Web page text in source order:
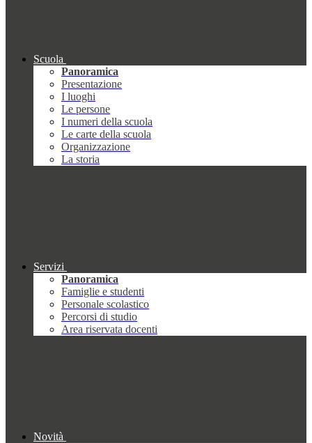
Scuola
Panoramica
Presentazione
I luoghi
Le persone
I numeri della scuola
Le carte della scuola
Organizzazione
La storia
Servizi
Panoramica
Famiglie e studenti
Personale scolastico
Percorsi di studio
Area riservata docenti
Novità